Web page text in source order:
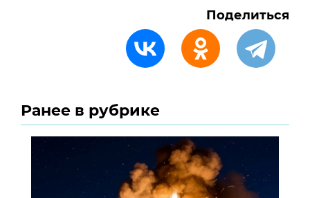
Поделиться
Ранее в рубрике